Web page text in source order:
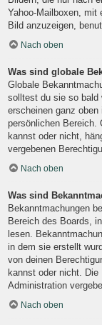
Yahoo-Mailboxen, mit
Bild anzuzeigen,
Nach oben
Was sind globale
Globale
solltest du sie so bald
erscheinen ganz
persönlichen Bereich.
kannst oder nicht,
vergebenen
Nach oben
Was sind
Bekanntmachungen
Bereich des Boards,
lesen.
in dem sie erstellt
von deinen
kannst oder nicht. Die
Administration
Nach oben